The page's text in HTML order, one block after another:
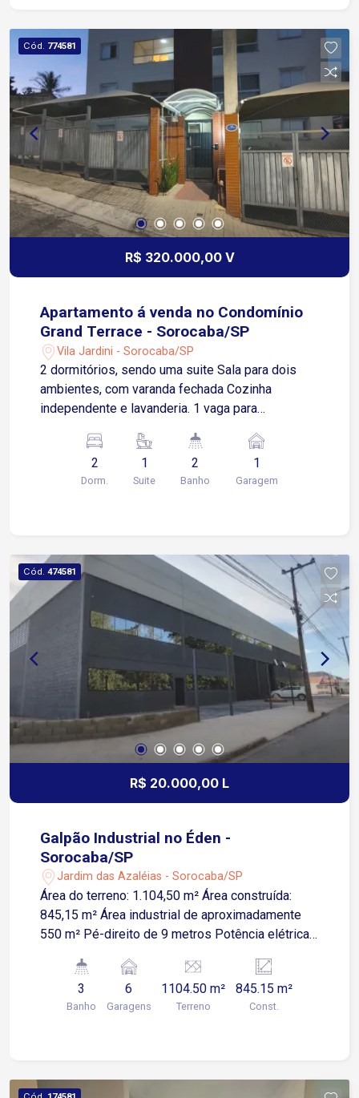
Cód. 774581
R$ 320.000,00 V
Apartamento á venda no Condomínio
Grand Terrace - Sorocaba/SP
Vila Jardini - Sorocaba/SP
2 dormitórios, sendo uma suite Sala para dois
ambientes, com varanda fechada Cozinha
independente e lavanderia. 1 vaga para
2
Dorm.
1
Suite
2
Banho
1
Garagem
Cód. 474581
R$ 20.000,00 L
Galpão Industrial no Éden -
Sorocaba/SP
Jardim das Azaléias - Sorocaba/SP
Área do terreno: 1.104,50 m² Área construída:
845,15 m² Área industrial de aproximadamente
550 m² Pé-direito de 9 metros Potência elétrica
acessibilidade Lavabo Vestiários feminino e
masculino Piso superior 1 (125 m²): Escritório 2
Rodovia Presidente Castelo Branco Ideal para
3
Banho
6
Garagens
1104.50 m²
Terreno
845.15 m²
Const.